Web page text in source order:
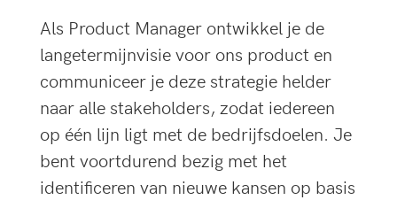
Als Product Manager ontwikkel je de
langetermijnvisie voor ons product en
communiceer je deze strategie helder
naar alle stakeholders, zodat iedereen
op één lijn ligt met de bedrijfsdoelen. Je
bent voortdurend bezig met het
identificeren van nieuwe kansen op basis